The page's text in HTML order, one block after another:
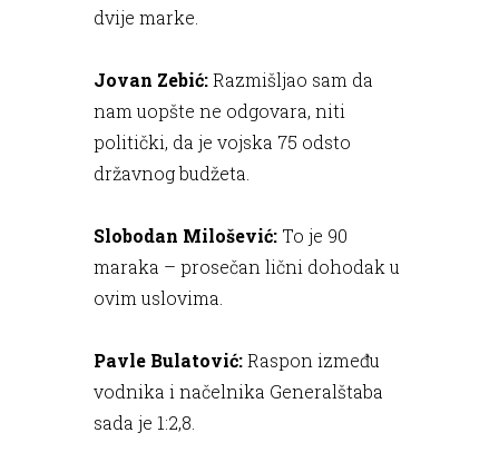
dvije marke.
Jovan Zebić:Razmišljao sam da
nam uopšte ne odgovara, niti
politički, da je vojska 75 odsto
državnog budžeta.
Slobodan Milošević: To je 90
maraka – prosečan lični dohodak u
ovim uslovima.
Pavle Bulatović:Raspon između
vodnika i načelnika Generalštaba
sada je 1:2,8.